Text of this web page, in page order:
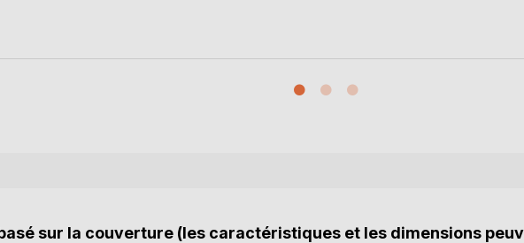
sur la couverture (les caractéristiques et les dimensions